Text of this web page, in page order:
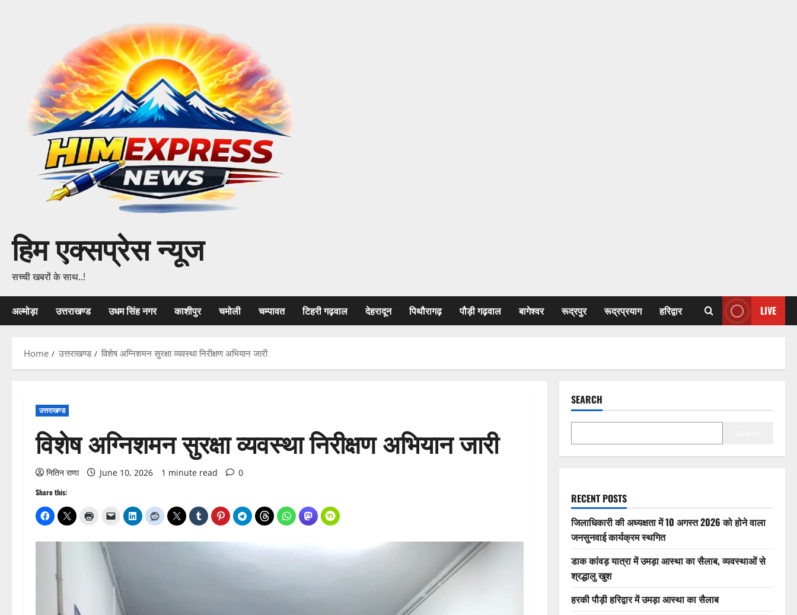
हिम एक्सप्रेस न्यूज
सच्ची खबरों के साथ..!
अल्मोड़ा उत्तराखण्ड उधम सिंह नगर काशीपुर चमोली चम्पावत टिहरी गढ़वाल देहरादून पिथौरागढ़ पौड़ी गढ़वाल बागेश्वर रूद्रपुर रूद्रप्रयाग हरिद्वार LIVE
Home उत्तराखण्ड विशेष अग्निशमन सुरक्षा व्यवस्था निरीक्षण अभियान जारी
उत्तराखण्ड
विशेष अग्निशमन सुरक्षा व्यवस्था निरीक्षण अभियान जारी
नितिन राणा June 10, 2026 1 minute read 0
Share this:
SEARCH
RECENT POSTS
जिलाधिकारी की अध्यक्षता में 10 अगस्त 2026 को होने वाला
जनसुनवाई कार्यक्रम स्थगित
डाक कांवड़ यात्रा में उमड़ा आस्था का सैलाब, व्यवस्थाओं से
श्रद्धालु खुश
हरकी पौड़ी हरिद्वार में उमड़ा आस्था का सैलाब